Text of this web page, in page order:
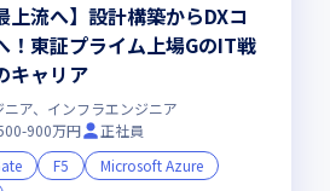
上流へ】設計構築からDXコ
！東証プライム上場GのIT戦
キャリア
ア、インフラエンジニア
900万円
正社員
F5
Microsoft Azure